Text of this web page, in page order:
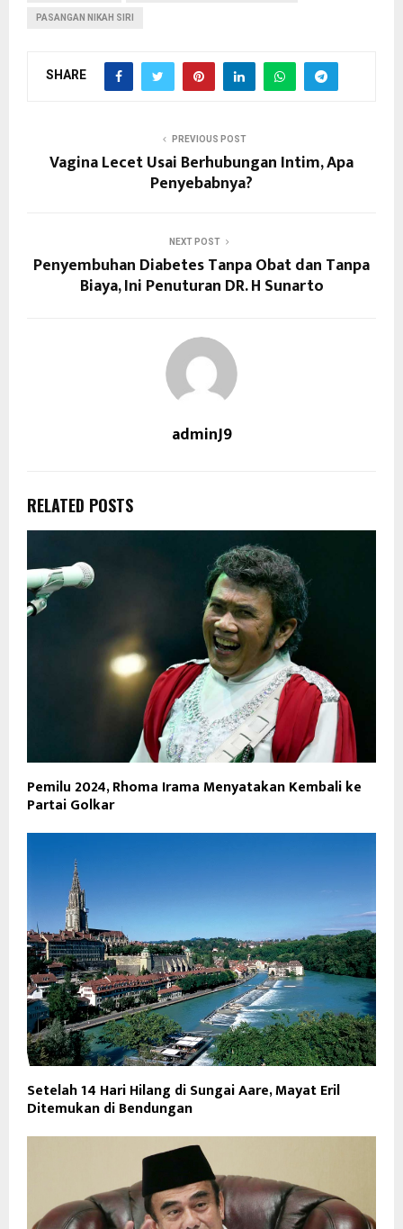
PASANGAN NIKAH SIRI
SHARE
PREVIOUS POST
Vagina Lecet Usai Berhubungan Intim, Apa
Penyebabnya?
NEXT POST
Penyembuhan Diabetes Tanpa Obat dan Tanpa
Biaya, Ini Penuturan DR. H Sunarto
adminJ9
RELATED POSTS
Pemilu 2024, Rhoma Irama Menyatakan Kembali ke
Partai Golkar
Setelah 14 Hari Hilang di Sungai Aare, Mayat Eril
Ditemukan di Bendungan